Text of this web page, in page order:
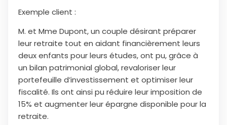
Exemple client :
M. et Mme Dupont, un couple désirant préparer
leur retraite tout en aidant financièrement leurs
deux enfants pour leurs études, ont pu, grâce à
un bilan patrimonial global, revaloriser leur
portefeuille d’investissement et optimiser leur
fiscalité. Ils ont ainsi pu réduire leur imposition de
15% et augmenter leur épargne disponible pour la
retraite.